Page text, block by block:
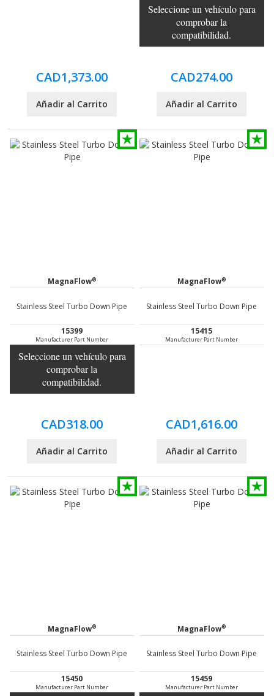
CAD1,373.00
Añadir al Carrito
Seleccione un vehículo para
comprobar la
compatibilidad.
CAD274.00
Añadir al Carrito
MagnaFlow®
Stainless Steel Turbo Down Pipe
15399
Manufacturer Part Number
Seleccione un vehículo para
comprobar la
compatibilidad.
CAD318.00
Añadir al Carrito
MagnaFlow®
Stainless Steel Turbo Down Pipe
15415
Manufacturer Part Number
CAD1,616.00
Añadir al Carrito
MagnaFlow®
Stainless Steel Turbo Down Pipe
15450
Manufacturer Part Number
MagnaFlow®
Stainless Steel Turbo Down Pipe
15459
Manufacturer Part Number